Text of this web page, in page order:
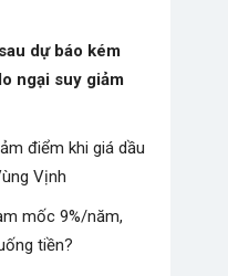
dự báo kém
ngại suy giảm
điểm khi giá dầu
Vịnh
mốc 9%/năm,
tiền?